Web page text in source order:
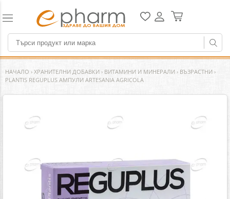
НАЧАЛО › ХРАНИТЕЛНИ ДОБАВКИ › ВИТАМИНИ И МИНЕРАЛИ › ВЪЗРАСТНИ ›
PLANTIS REGUPLUS АМПУЛИ ARTESANIA AGRICOLA